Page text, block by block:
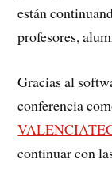
están
profesores,
Gracias al
conferencia
continuar con